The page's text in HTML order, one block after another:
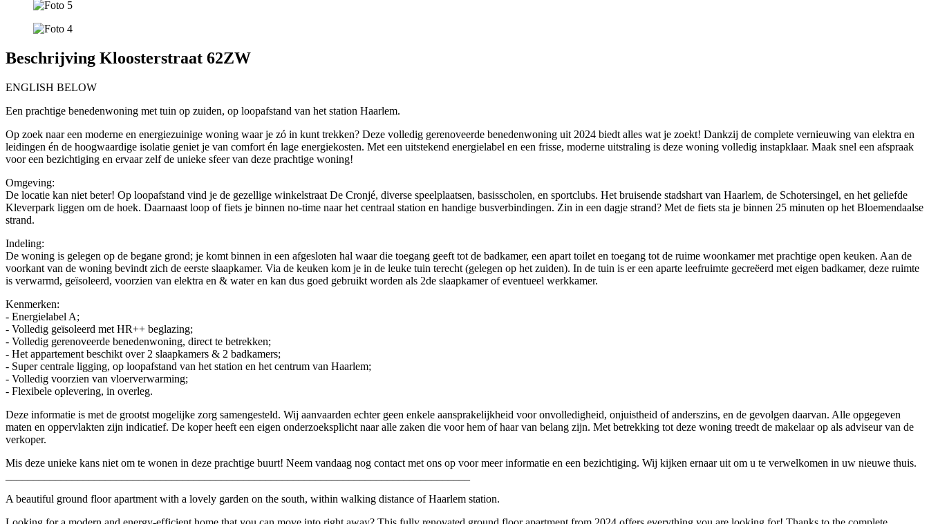
Beschrijving Kloosterstraat 62ZW
ENGLISH BELOW
Een prachtige benedenwoning met tuin op zuiden, op loopafstand van het station Haarlem.
Op zoek naar een moderne en energiezuinige woning waar je zó in kunt trekken? Deze volledig gerenoveerde benedenwoning uit 2024 biedt alles wat je zoekt! Dankzij de complete vernieuwing van elektra en
leidingen én de hoogwaardige isolatie geniet je van comfort én lage energiekosten. Met een uitstekend energielabel en een frisse, moderne uitstraling is deze woning volledig instapklaar. Maak snel een afspraak
voor een bezichtiging en ervaar zelf de unieke sfeer van deze prachtige woning!
Omgeving:
De locatie kan niet beter! Op loopafstand vind je de gezellige winkelstraat De Cronjé, diverse speelplaatsen, basisscholen, en sportclubs. Het bruisende stadshart van Haarlem, de Schotersingel, en het geliefde
Kleverpark liggen om de hoek. Daarnaast loop of fiets je binnen no-time naar het centraal station en handige busverbindingen. Zin in een dagje strand? Met de fiets sta je binnen 25 minuten op het Bloemendaalse
strand.
Indeling:
De woning is gelegen op de begane grond; je komt binnen in een afgesloten hal waar die toegang geeft tot de badkamer, een apart toilet en toegang tot de ruime woonkamer met prachtige open keuken. Aan de
voorkant van de woning bevindt zich de eerste slaapkamer. Via de keuken kom je in de leuke tuin terecht (gelegen op het zuiden). In de tuin is er een aparte leefruimte gecreëerd met eigen badkamer, deze ruimte
is verwarmd, geïsoleerd, voorzien van elektra en & water en kan dus goed gebruikt worden als 2de slaapkamer of eventueel werkkamer.
Kenmerken:
- Energielabel A;
- Volledig geïsoleerd met HR++ beglazing;
- Volledig gerenoveerde benedenwoning, direct te betrekken;
- Het appartement beschikt over 2 slaapkamers & 2 badkamers;
- Super centrale ligging, op loopafstand van het station en het centrum van Haarlem;
- Volledig voorzien van vloerverwarming;
- Flexibele oplevering, in overleg.
Deze informatie is met de grootst mogelijke zorg samengesteld. Wij aanvaarden echter geen enkele aansprakelijkheid voor onvolledigheid, onjuistheid of anderszins, en de gevolgen daarvan. Alle opgegeven
maten en oppervlakten zijn indicatief. De koper heeft een eigen onderzoeksplicht naar alle zaken die voor hem of haar van belang zijn. Met betrekking tot deze woning treedt de makelaar op als adviseur van de
verkoper.
Mis deze unieke kans niet om te wonen in deze prachtige buurt! Neem vandaag nog contact met ons op voor meer informatie en een bezichtiging. Wij kijken ernaar uit om u te verwelkomen in uw nieuwe thuis.
A beautiful ground floor apartment with a lovely garden on the south, within walking distance of Haarlem station.